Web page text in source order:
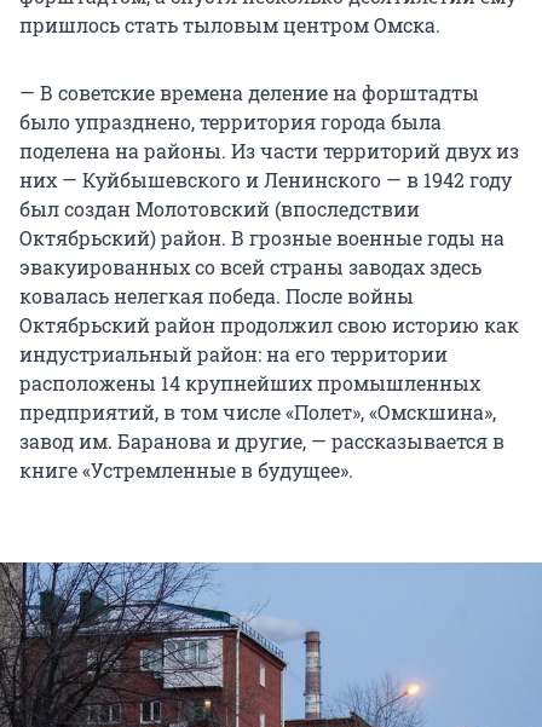
пришлось стать тыловым центром Омска.
— В советские времена деление на форштадты
было упразднено, территория города была
поделена на районы. Из части территорий двух из
них — Куйбышевского и Ленинского — в 1942 году
был создан Молотовский (впоследствии
Октябрьский) район. В грозные военные годы на
эвакуированных со всей страны заводах здесь
ковалась нелегкая победа. После войны
Октябрьский район продолжил свою историю как
индустриальный район: на его территории
расположены 14 крупнейших промышленных
предприятий, в том числе «Полет», «Омскшина»,
завод им. Баранова и другие, — рассказывается в
книге «Устремленные в будущее».